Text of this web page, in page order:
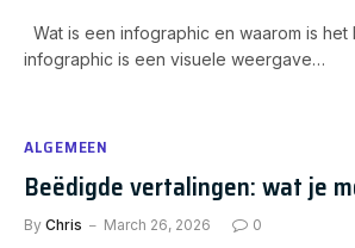
Wat is een infographic en waarom is het
infographic is een visuele weergave…
ALGEMEEN
Beëdigde vertalingen: wat je
By Chris March 26, 2026 0